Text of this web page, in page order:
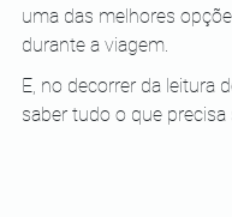
uma das melhores
durante a viagem.
E, no decorrer da leitura
saber tudo o que precisa